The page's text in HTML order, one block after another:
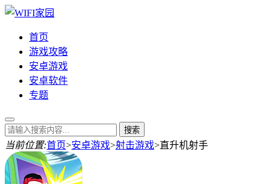
首页
游戏攻略
安卓游戏
安卓软件
专题
当前位置:首页>安卓游戏>射击游戏>直升机射手